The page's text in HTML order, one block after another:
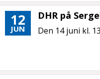
12
JUN
DHR på
Den 14 juni kl.